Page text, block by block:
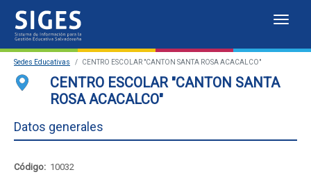
Sistema
de
Información
para
la
Sedes Educativas
Mapa de sedes educativas
Sedes Educativas CENTRO ESCOLAR "CANTON SANTA ROSA ACACALCO"
CENTRO ESCOLAR "CANTON SANTA
ROSA ACACALCO"
Datos generales
Código: 10032